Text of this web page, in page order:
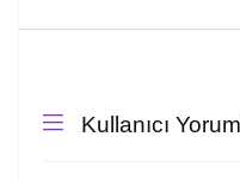
Kullanıcı